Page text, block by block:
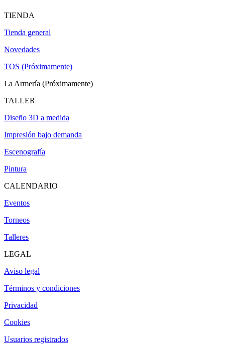
TIENDA
Tienda general
Novedades
TOS (Próximamente)
La Armería (Próximamente)
TALLER
Diseño 3D a medida
Impresión bajo demanda
Escenografía
Pintura
CALENDARIO
Eventos
Torneos
Talleres
LEGAL
Aviso legal
Términos y condiciones
Privacidad
Cookies
Usuarios registrados